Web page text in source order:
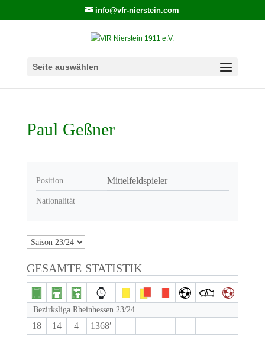
info@vfr-nierstein.com
Seite auswählen
Paul Geßner
Position Mittelfeldspieler
Nationalität
GESAMTE STATISTIK
Bezirksliga Rheinhessen 23/24
18 14 4 1368′